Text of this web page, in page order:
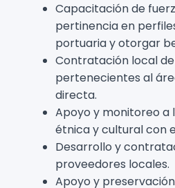
Capacitación de
pertinencia en
portuaria y otorgar
Contratación local
pertenecientes al
directa.
Apoyo y monitoreo a
étnica y cultural con
Desarrollo y
proveedores locales.
Apoyo y